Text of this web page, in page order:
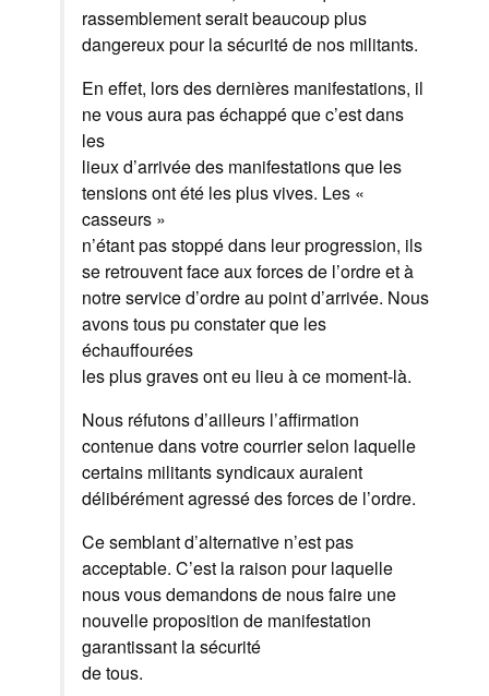
rassemblement serait beaucoup plus
dangereux pour la sécurité de nos militants.
En effet, lors des dernières manifestations, il
ne vous aura pas échappé que c’est dans
les
lieux d’arrivée des manifestations que les
tensions ont été les plus vives. Les «
casseurs »
n’étant pas stoppé dans leur progression, ils
se retrouvent face aux forces de l’ordre et à
notre service d’ordre au point d’arrivée. Nous
avons tous pu constater que les
échauffourées
les plus graves ont eu lieu à ce moment-là.
Nous réfutons d’ailleurs l’affirmation
contenue dans votre courrier selon laquelle
certains militants syndicaux auraient
délibérément agressé des forces de l’ordre.
Ce semblant d’alternative n’est pas
acceptable. C’est la raison pour laquelle
nous vous demandons de nous faire une
nouvelle proposition de manifestation
garantissant la sécurité
de tous.